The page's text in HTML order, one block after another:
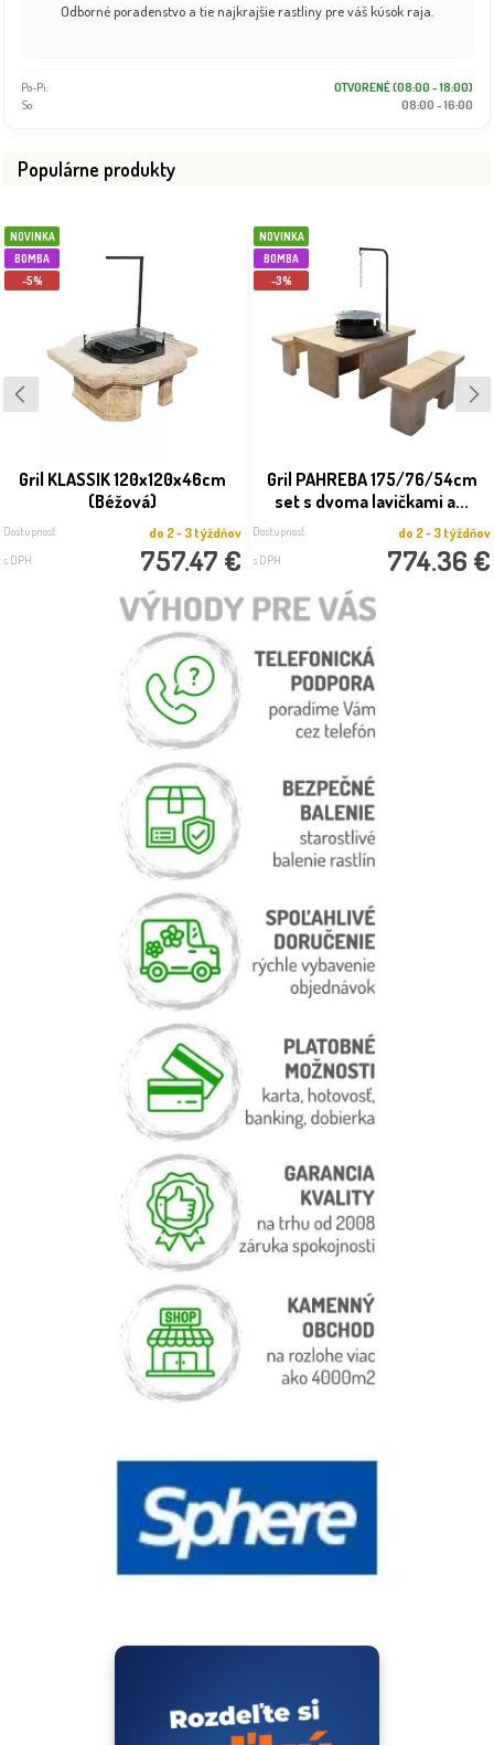
Odborné poradenstvo a tie najkrajšie rastliny pre váš kúsok raja.
Po-Pi:
OTVORENÉ (08:00 - 18:00)
So:
08:00 - 16:00
Populárne produkty
NOVINKA
BOMBA
-5%
Gril KLASSIK 120x120x46cm
(Béžová)
Dostupnosť: do 2 - 3 týždňov
s DPH 757.47 €
NOVINKA
BOMBA
-3%
Gril PAHREBA 175/76/54cm
set s dvoma lavičkami a...
Dostupnosť: do 2 - 3 týždňov
s DPH 774.36 €